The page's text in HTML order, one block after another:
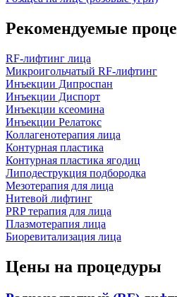
Рекомендуемые
RF-лифтинг лица
Микроигольчатый RF-лифтинг
Инъекции Дипроспан
Инъекции Диспорт
Инъекции ксеомина
Инъекции Релатокс
Коллагенотерапия лица
Контурная пластика
Контурная пластика ягодиц
Липодеструкция подбородка
Мезотерапия для лица
Нитевой лифтинг
PRP терапия для лица
Плазмотерапия лица
Биоревитализация лица
Цены на процедуры